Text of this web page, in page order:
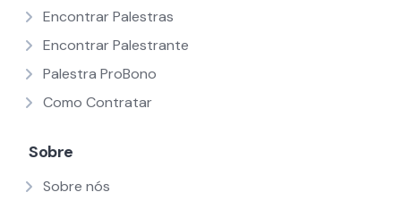
Encontrar Palestras
Encontrar Palestrante
Palestra ProBono
Como Contratar
Sobre
Sobre nós